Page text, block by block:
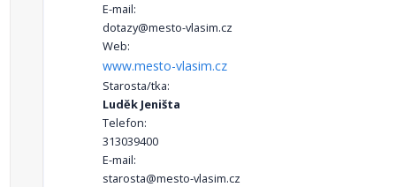
E-mail:
dotazy@mesto-vlasim.cz
Web:
www.mesto-vlasim.cz
Starosta/tka:
Luděk Jeništa
Telefon:
313039400
E-mail:
starosta@mesto-vlasim.cz